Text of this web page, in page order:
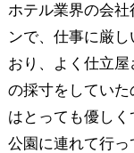
ホテル業界の会
ンで、仕事に厳
おり、よく仕立
の採寸をしてい
はとっても優し
公園に連れて行